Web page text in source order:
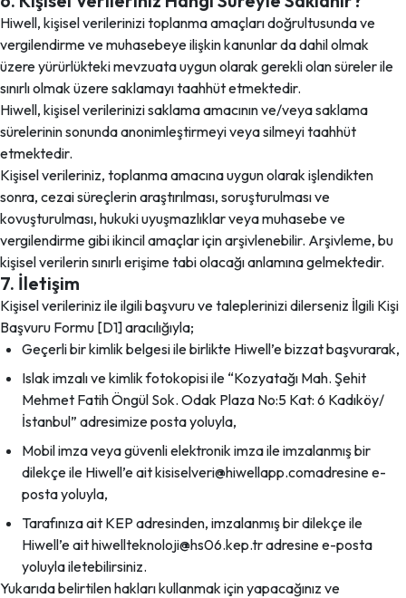
Hiwell, kişisel verilerinizi toplanma amaçları doğrultusunda ve
vergilendirme ve muhasebeye ilişkin kanunlar da dahil olmak
üzere yürürlükteki mevzuata uygun olarak gerekli olan süreler ile
sınırlı olmak üzere saklamayı taahhüt etmektedir.
Hiwell, kişisel verilerinizi saklama amacının ve/veya saklama
sürelerinin sonunda anonimleştirmeyi veya silmeyi taahhüt
etmektedir.
Kişisel verileriniz, toplanma amacına uygun olarak işlendikten
sonra, cezai süreçlerin araştırılması, soruşturulması ve
kovuşturulması, hukuki uyuşmazlıklar veya muhasebe ve
vergilendirme gibi ikincil amaçlar için arşivlenebilir. Arşivleme, bu
kişisel verilerin sınırlı erişime tabi olacağı anlamına gelmektedir.
7. İletişim
Kişisel verileriniz ile ilgili başvuru ve taleplerinizi dilerseniz İlgili Kişi
Başvuru Formu [D1] aracılığıyla;
Geçerli bir kimlik belgesi ile birlikte Hiwell’e bizzat başvurarak,
Islak imzalı ve kimlik fotokopisi ile “Kozyatağı Mah. Şehit
Mehmet Fatih Öngül Sok. Odak Plaza No:5 Kat: 6 Kadıköy/
İstanbul” adresimize posta yoluyla,
Mobil imza veya güvenli elektronik imza ile imzalanmış bir
dilekçe ile Hiwell’e ait kisiselveri@hiwellapp.comadresine e-
posta yoluyla,
Tarafınıza ait KEP adresinden, imzalanmış bir dilekçe ile
Hiwell’e ait hiwellteknoloji@hs06.kep.tr adresine e-posta
yoluyla iletebilirsiniz.
Yukarıda belirtilen hakları kullanmak için yapacağınız ve